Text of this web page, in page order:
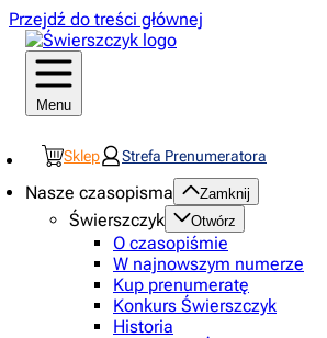
Przejdź do treści głównej
Menu
Sklep Strefa Prenumeratora
Nasze czasopisma Zamknij
Świerszczyk Otwórz
O czasopiśmie
W najnowszym numerze
Kup prenumeratę
Konkurs Świerszczyk
Historia